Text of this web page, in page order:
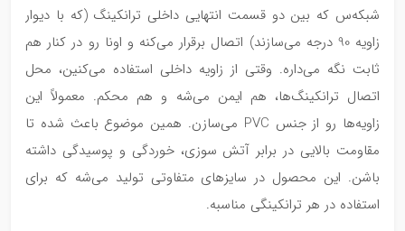
شبکه‌س که بین دو قسمت انتهایی داخلی ترانکینگ (که با دیوار
زاویه 90 درجه می‌سازند) اتصال برقرار می‌کنه و اونا رو در کنار هم
ثابت نگه می‌داره. وقتی از زاویه داخلی استفاده می‌کنین، محل
اتصال ترانکینگ‌ها، هم ایمن می‌شه و هم محکم. معمولاً این
زاویه‌ها رو از جنس PVC می‌سازن. همین موضوع باعث شده تا
مقاومت بالایی در برابر آتش سوزی، خوردگی و پوسیدگی داشته
باشن. این محصول در سایزهای متفاوتی تولید می‌شه که برای
استفاده در هر ترانکینگی مناسبه.